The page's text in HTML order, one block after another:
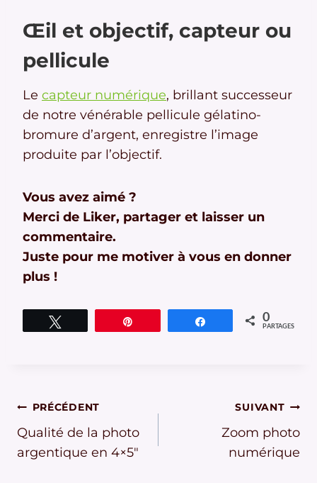
Œil et objectif, capteur ou
pellicule
Le capteur numérique, brillant successeur
de notre vénérable pellicule gélatino-
bromure d’argent, enregistre l’image
produite par l’objectif.
Vous avez aimé ?
Merci de Liker, partager et laisser un
commentaire.
Juste pour me motiver à vous en donner
plus !
Partagez 0
PARTAGES
Navigation
de
PRÉCÉDENT
Qualité de la photo
argentique en 4×5″
SUIVANT
Zoom photo
numérique